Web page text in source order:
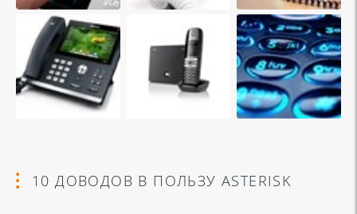
10 ДОВОДОВ В ПОЛЬЗУ ASTERISK